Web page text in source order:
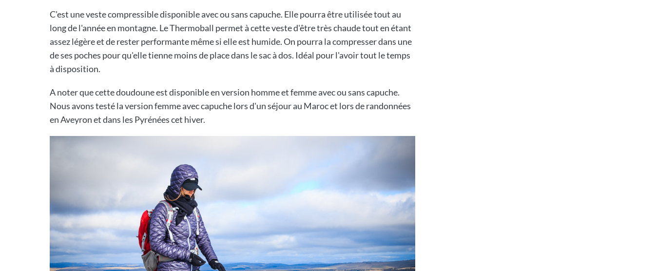
C'est une veste compressible disponible avec ou sans capuche. Elle pourra être utilisée tout au
long de l'année en montagne. Le Thermoball permet à cette veste d'être très chaude tout en étant
assez légère et de rester performante même si elle est humide. On pourra la compresser dans une
de ses poches pour qu'elle tienne moins de place dans le sac à dos. Idéal pour l'avoir tout le temps
à disposition.
A noter que cette doudoune est disponible en version homme et femme avec ou sans capuche.
Nous avons testé la version femme avec capuche lors d'un séjour au Maroc et lors de randonnées
en Aveyron et dans les Pyrénées cet hiver.